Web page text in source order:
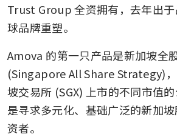
Trust Group 全资拥有，去年出
球品牌重塑。
Amova 的第一只产品是新加坡全
(Singapore All Share Strategy)
坡交易所 (SGX) 上市的不同市值
是寻求多元化、基础广泛的新加
资者。